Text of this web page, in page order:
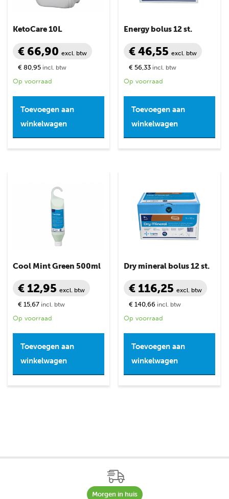
KetoCare 10L
€ 66,90 excl. btw
€ 80,95 incl. btw
Op voorraad
Toevoegen aan
winkelwagen
Energy bolus 12 st.
€ 46,55excl. btw
€ 56,33 incl. btw
Op voorraad
Toevoegen aan
winkelwagen
Cool Mint Green 500ml
€ 12,95 excl. btw
€ 15,67 incl. btw
Op voorraad
Toevoegen aan
winkelwagen
Dry mineral bolus 12 st.
€ 116,25excl. btw
€ 140,66 incl. btw
Op voorraad
Toevoegen aan
winkelwagen
Morgen in huis